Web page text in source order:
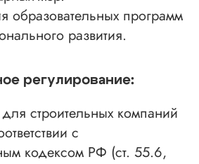
образовательных программ
развития.
регулирование:
строительных компаний
с
кодексом РФ (ст. 55.6,